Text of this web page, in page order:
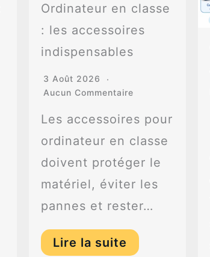
Ordinateur en classe
: les accessoires
indispensables
3 Août 2026
Aucun Commentaire
Les accessoires pour
ordinateur en classe
doivent protéger le
matériel, éviter les
pannes et rester…
Lire la suite